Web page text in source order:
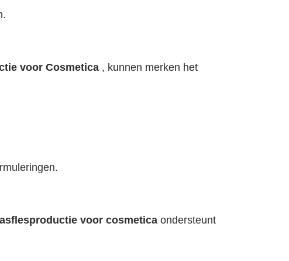
voor Cosmetica , kunnen merken het
voor cosmetica ondersteunt